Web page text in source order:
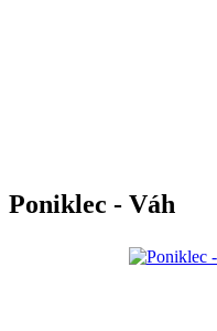
Poniklec - Váh